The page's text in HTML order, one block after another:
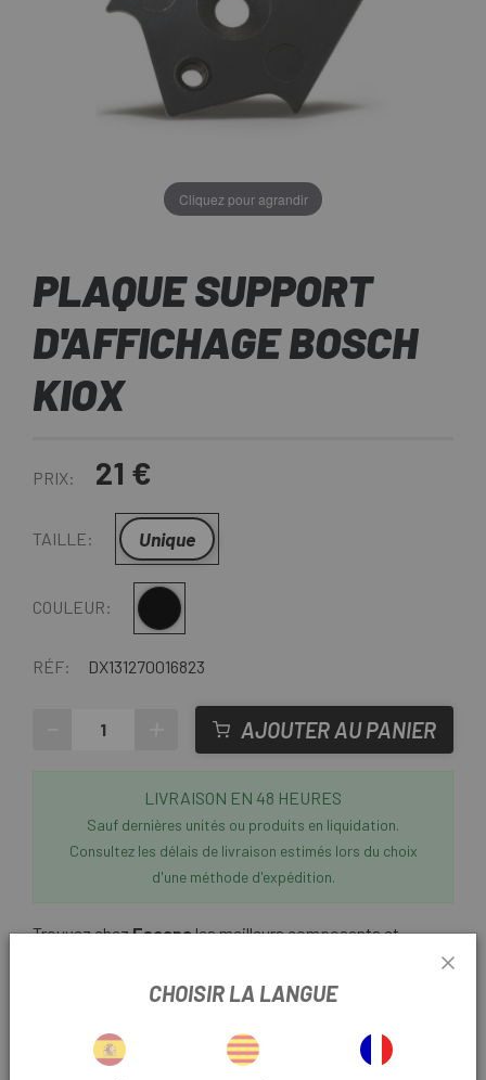
Cliquez pour agrandir
PLAQUE SUPPORT
D'AFFICHAGE BOSCH
KIOX
PRIX: 21 €
TAILLE: Unique
COULEUR: Multi
RÉF: DX131270016823
AJOUTER AU PANIER
LIVRAISON EN 48 HEURES
Sauf dernières unités ou produits en liquidation.
Consultez les délais de livraison estimés lors du choix
d'une méthode d'expédition.
Trouvez chezEscapales meilleurs composants et
plaque
de support d'écran Bosch Kioxest la pièce dont vous
votre vélo.
CHOISIR LA LANGUE